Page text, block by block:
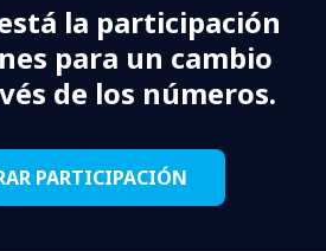
la participación
para un cambio
de los números.
PARTICIPACIÓN